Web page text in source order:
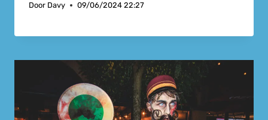
Door Davy 09/06/2024 22:27